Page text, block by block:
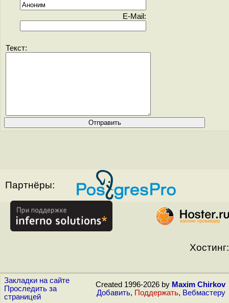
E-Mail:
Текст:
Партнёры:
Хостинг:
Закладки на сайте
Проследить за
страницей
Created 1996-2026 by Maxim Chirkov
Добавить, Поддержать, Вебмастеру